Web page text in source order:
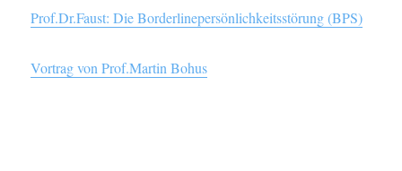
Prof.Dr.Faust: Die Borderlinepersönlichkeitsstörung (BPS)
Vortrag von Prof.Martin Bohus